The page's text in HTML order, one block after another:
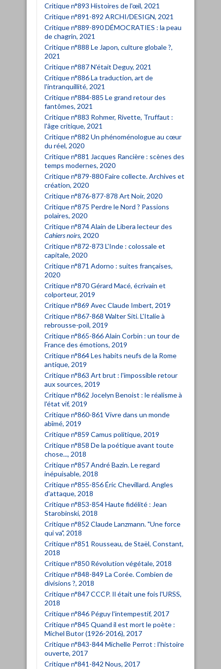
Critique n°893 Histoires de l'œil, 2021
Critique n°891-892 ARCHI/DESIGN, 2021
Critique n°889-890 DÉMOCRATIES : la peau
de chagrin, 2021
Critique n°888 Le Japon, culture globale ?,
2021
Critique n°887 N'était Deguy, 2021
Critique n°886 La traduction, art de
l'intranquillité, 2021
Critique n°884-885 Le grand retour des
fantômes, 2021
Critique n°883 Rohmer, Rivette, Truffaut :
l'âge critique, 2021
Critique n°882 Un phénoménologue au cœur
du réel, 2020
Critique n°881 Jacques Rancière : scènes des
temps modernes, 2020
Critique n°879-880 Faire collecte. Archives et
création, 2020
Critique n°876-877-878 Art Noir, 2020
Critique n°875 Perdre le Nord ? Passions
polaires, 2020
Critique n°874 Alain de Libera lecteur des
Cahiers noirs, 2020
Critique n°872-873 L'Inde : colossale et
capitale, 2020
Critique n°871 Adorno : suites françaises,
2020
Critique n°870 Gérard Macé, écrivain et
colporteur, 2019
Critique n°869 Avec Claude Imbert, 2019
Critique n°867-868 Walter Siti. L'Italie à
rebrousse-poil, 2019
Critique n°865-866 Alain Corbin : un tour de
France des émotions, 2019
Critique n°864 Les habits neufs de la Rome
antique, 2019
Critique n°863 Art brut : l'impossible retour
aux sources, 2019
Critique n°862 Jocelyn Benoist : le réalisme à
l'état vif, 2019
Critique n°860-861 Vivre dans un monde
abîmé, 2019
Critique n°859 Camus politique, 2019
Critique n°858 De la poétique avant toute
chose..., 2018
Critique n°857 André Bazin. Le regard
inépuisable, 2018
Critique n°855-856 Éric Chevillard. Angles
d'attaque, 2018
Critique n°853-854 Haute fidélité : Jean
Starobinski, 2018
Critique n°852 Claude Lanzmann. "Une force
qui va", 2018
Critique n°851 Rousseau, de Staël, Constant,
2018
Critique n°850 Révolution végétale, 2018
Critique n°848-849 La Corée. Combien de
divisions ?, 2018
Critique n°847 CCCP. Il était une fois l'URSS,
2018
Critique n°846 Péguy l'intempestif, 2017
Critique n°845 Quand il est mort le poète :
Michel Butor (1926-2016), 2017
Critique n°843-844 Michelle Perrot : l'histoire
ouverte, 2017
Critique n°841-842 Nous, 2017